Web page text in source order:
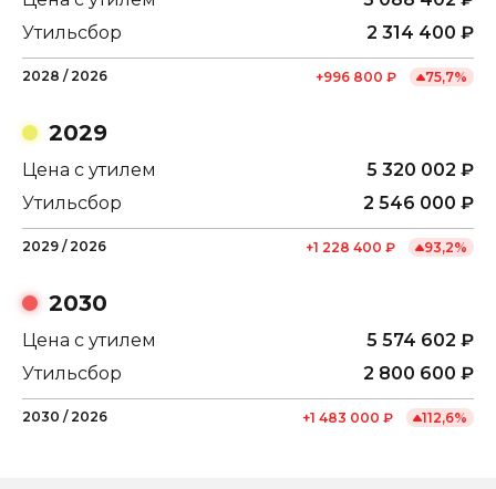
Утильсбор
2 314 400 ₽
2028 / 2026 +996 800 ₽ 75,7%
2029
Цена с утилем 5 320 002 ₽
Утильсбор
2 546 000 ₽
2029 / 2026 +1 228 400 ₽ 93,2%
2030
Цена с утилем 5 574 602 ₽
Утильсбор
2 800 600 ₽
2030 / 2026 +1 483 000 ₽ 112,6%